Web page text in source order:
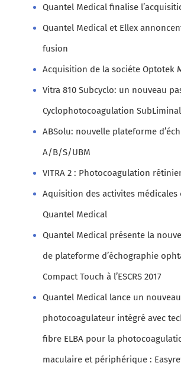
Quantel Medical finalise
Quantel Medical et Ellex
fusion
Acquisition de la sociéte Optotek
Vitra 810 Subcyclo: un nouveau
Cyclophotocoagulation SubLiminal
ABSolu: nouvelle plateforme
A/B/S/UBM
VITRA 2 : Photocoagulation
Aquisition des activites médicales
Quantel Medical
Quantel Medical présente la
de plateforme d’échographie
Compact Touch à l’ESCRS 2017
Quantel Medical lance un
photocoagulateur intégré avec
fibre ELBA pour la
maculaire et périphérique :